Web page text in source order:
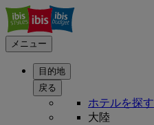
メニュー
目的地
戻る
ホテルを探す
大陸